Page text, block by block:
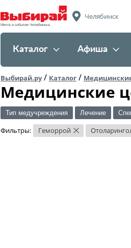
Места и события Челябинска
Челябинск
Каталог Афиша
Выбирай.ру/ Каталог /
Медицинские
Тип медучреждения Лечение
Фильтры: Геморрой ×